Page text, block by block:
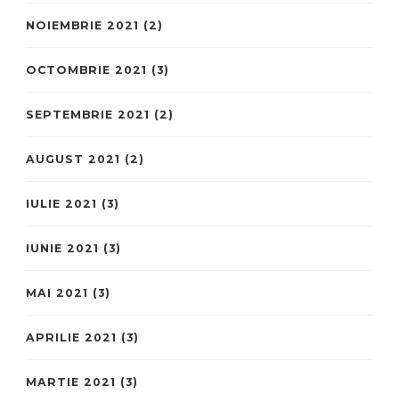
NOIEMBRIE 2021 (2)
OCTOMBRIE 2021 (3)
SEPTEMBRIE 2021 (2)
AUGUST 2021 (2)
IULIE 2021 (3)
IUNIE 2021 (3)
MAI 2021 (3)
APRILIE 2021 (3)
MARTIE 2021 (3)